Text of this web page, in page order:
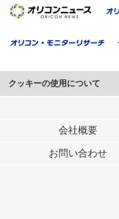
クッキーの使用について
このサイトでは Cookie を
行っています。
メディアや広告配信、デー
各パートナーは、この情報
ユーザーが各パートナーの
会社概要
お問い合わせ